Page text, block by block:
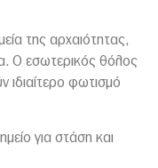
της αρχαιότητας,
Ο εσωτερικός θόλος
ιδιαίτερο φωτισμό
για στάση και